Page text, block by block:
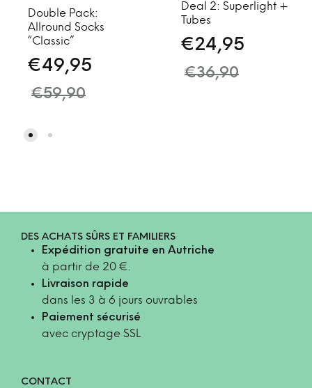
Double Pack:
Allround Socks
“Classic”
€49,95
€59,90
Deal 2: Superlight +
Tubes
€24,95
€36,90
DES ACHATS SÛRS ET FAMILIERS
Expédition gratuite en Autriche
à partir de 20 €.
Livraison rapide
dans les 3 à 6 jours ouvrables
Paiement sécurisé
avec cryptage SSL
CONTACT